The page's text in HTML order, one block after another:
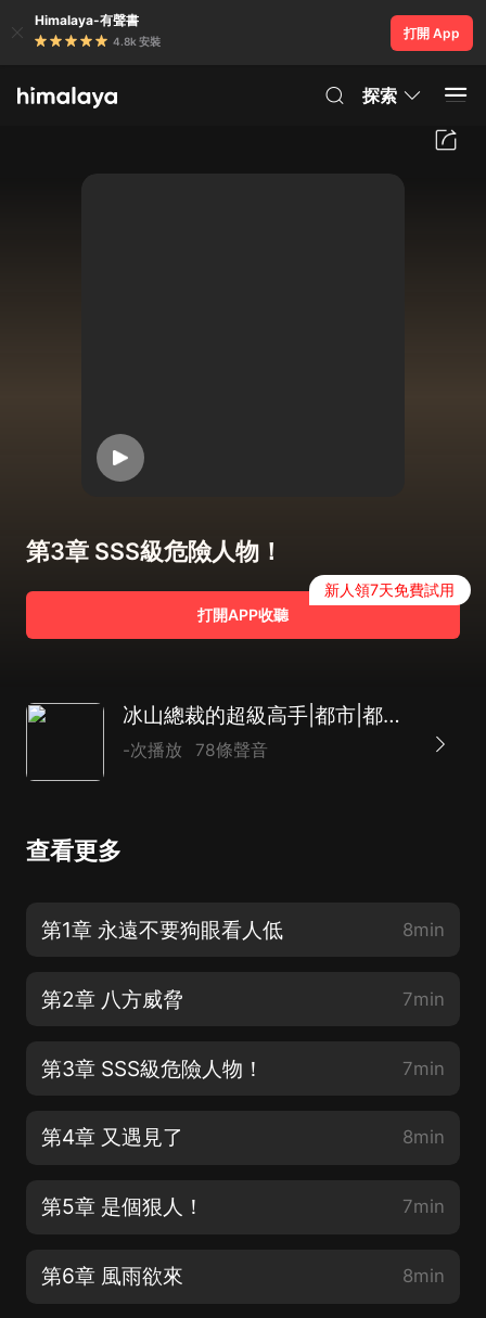
Himalaya-有聲書
4.8k 安裝
打開 App
探索
第3章 SSS級危險人物！
打開APP收聽
新人領7天免費試用
冰山總裁的超級高手|都市|都市生活|保鏢|AI專輯
-次播放 78條聲音
查看更多
第1章 永遠不要狗眼看人低 8min
第2章 八方威脅 7min
第3章 SSS級危險人物！ 7min
第4章 又遇見了 8min
第5章 是個狠人！ 7min
第6章 風雨欲來 8min